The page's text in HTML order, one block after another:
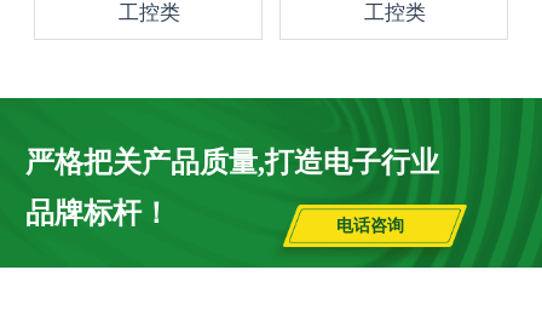
工控类 工控类
严格把关产品质量,打造电子行业
品牌标杆！
电话咨询